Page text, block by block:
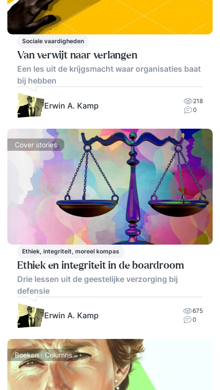
Sociale vaardigheden
Van verwijt naar verlangen
Een les uit de krijgsmacht waar organisaties baat
bij hebben
Erwin A. Kamp
218
0
Cover stories
Ethiek, integriteit, moreel kompas
Ethiek en integriteit in de boardroom
Drie lessen uit de geestelijke verzorging bij
defensie
Erwin A. Kamp
675
0
Boeken · Columns